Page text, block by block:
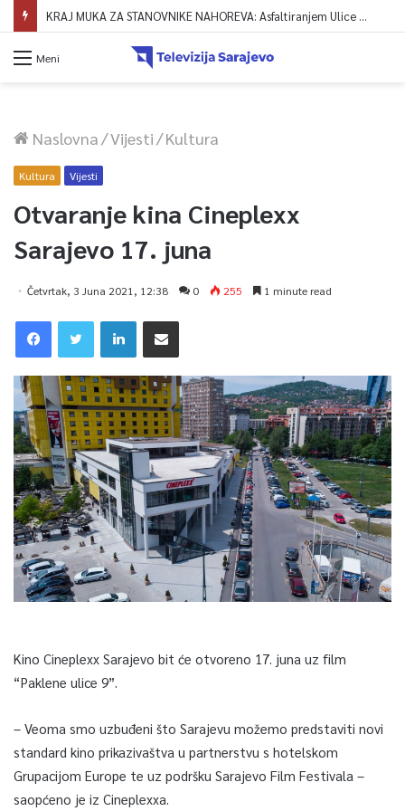
KRAJ MUKA ZA STANOVNIKE NAHOREVA: Asfaltiranjem Ulice Vranica brijeg spajaju se gornji i središnji dio naselja
Meni
Naslovna/Vijesti/Kultura
Kultura Vijesti
Otvaranje kina Cineplexx
Sarajevo 17. juna
Četvrtak, 3 Juna 2021, 12:38 0 255 1 minute read
Kino Cineplexx Sarajevo bit će otvoreno 17. juna uz film
“Paklene ulice 9”.
– Veoma smo uzbuđeni što Sarajevu možemo predstaviti novi
standard kino prikazivaštva u partnerstvu s hotelskom
Grupacijom Europe te uz podršku Sarajevo Film Festivala –
saopćeno je iz Cineplexxa.